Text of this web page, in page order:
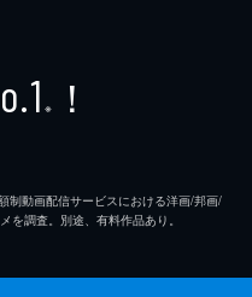
※ ！
動画配信サービスにおける洋画/邦画/
を調査。別途、有料作品あり。